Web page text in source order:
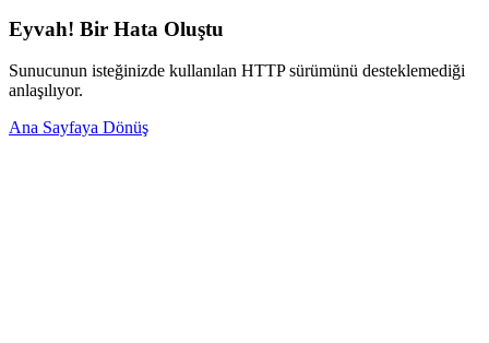
Eyvah! Bir Hata Oluştu
Sunucunun isteğinizde kullanılan HTTP sürümünü desteklemediği
anlaşılıyor.
Ana Sayfaya Dönüş